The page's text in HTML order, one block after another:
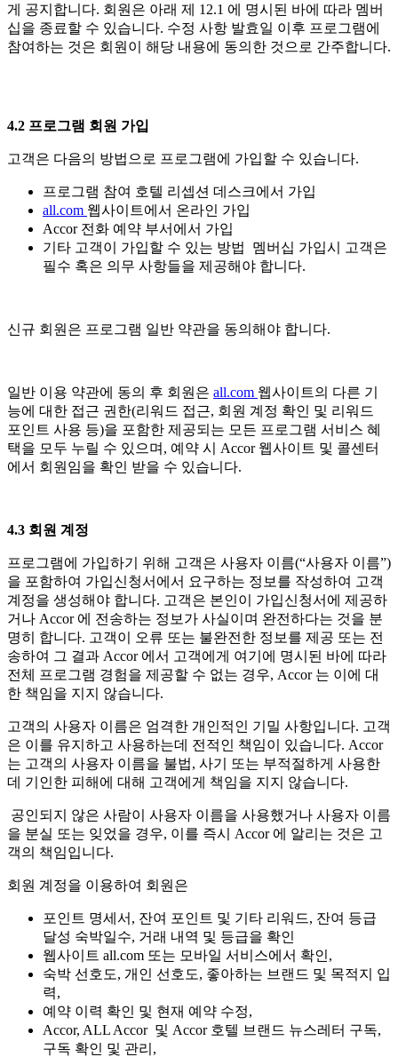
게 공지합니다. 회원은 아래 제 12.1 에 명시된 바에 따라 멤버
십을 종료할 수 있습니다. 수정 사항 발효일 이후 프로그램에
참여하는 것은 회원이 해당 내용에 동의한 것으로 간주합니다.
4.2 프로그램 회원 가입
고객은 다음의 방법으로 프로그램에 가입할 수 있습니다.
프로그램 참여 호텔 리셉션 데스크에서 가입
all.com 웹사이트에서 온라인 가입
Accor 전화 예약 부서에서 가입
기타 고객이 가입할 수 있는 방법 멤버십 가입시 고객은
필수 혹은 의무 사항들을 제공해야 합니다.
신규 회원은 프로그램 일반 약관을 동의해야 합니다.
일반 이용 약관에 동의 후 회원은 all.com 웹사이트의 다른 기
능에 대한 접근 권한(리워드 접근, 회원 계정 확인 및 리워드
포인트 사용 등)을 포함한 제공되는 모든 프로그램 서비스 혜
택을 모두 누릴 수 있으며, 예약 시 Accor 웹사이트 및 콜센터
에서 회원임을 확인 받을 수 있습니다.
4.3 회원 계정
프로그램에 가입하기 위해 고객은 사용자 이름(“사용자 이름”)
을 포함하여 가입신청서에서 요구하는 정보를 작성하여 고객
계정을 생성해야 합니다. 고객은 본인이 가입신청서에 제공하
거나 Accor 에 전송하는 정보가 사실이며 완전하다는 것을 분
명히 합니다. 고객이 오류 또는 불완전한 정보를 제공 또는 전
송하여 그 결과 Accor 에서 고객에게 여기에 명시된 바에 따라
전체 프로그램 경험을 제공할 수 없는 경우, Accor 는 이에 대
한 책임을 지지 않습니다.
고객의 사용자 이름은 엄격한 개인적인 기밀 사항입니다. 고객
은 이를 유지하고 사용하는데 전적인 책임이 있습니다. Accor
는 고객의 사용자 이름을 불법, 사기 또는 부적절하게 사용한
데 기인한 피해에 대해 고객에게 책임을 지지 않습니다.
공인되지 않은 사람이 사용자 이름을 사용했거나 사용자 이름
을 분실 또는 잊었을 경우, 이를 즉시 Accor 에 알리는 것은 고
객의 책임입니다.
회원 계정을 이용하여 회원은
포인트 명세서, 잔여 포인트 및 기타 리워드, 잔여 등급
달성 숙박일수, 거래 내역 및 등급을 확인
웹사이트 all.com 또는 모바일 서비스에서 확인,
숙박 선호도, 개인 선호도, 좋아하는 브랜드 및 목적지 입
력,
예약 이력 확인 및 현재 예약 수정,
Accor, ALL Accor 및 Accor 호텔 브랜드 뉴스레터 구독,
구독 확인 및 관리,